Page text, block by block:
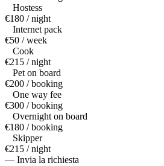
Hostess
€180 / night
Internet pack
€50 / week
Cook
€215 / night
Pet on board
€200 / booking
One way fee
€300 / booking
Overnight on board
€180 / booking
Skipper
€215 / night
— Invia la richiesta